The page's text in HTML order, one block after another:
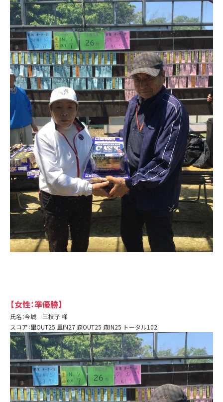
【女性：準優勝】
氏名：今城 三枝子 様
スコア：里OUT25 里IN27 森OUT25 森IN25 トータル102